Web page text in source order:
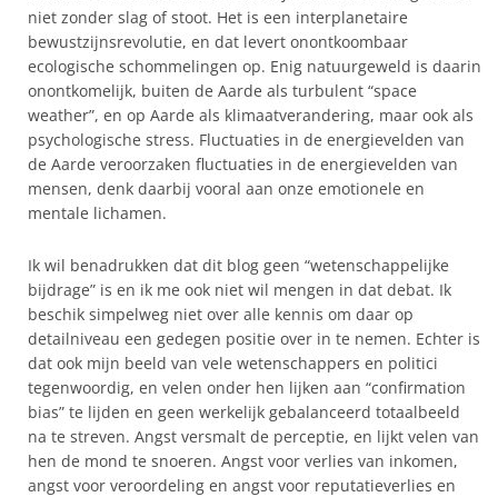
niet zonder slag of stoot. Het is een interplanetaire
bewustzijnsrevolutie, en dat levert onontkoombaar
ecologische schommelingen op. Enig natuurgeweld is daarin
onontkomelijk, buiten de Aarde als turbulent “space
weather”, en op Aarde als klimaatverandering, maar ook als
psychologische stress. Fluctuaties in de energievelden van
de Aarde veroorzaken fluctuaties in de energievelden van
mensen, denk daarbij vooral aan onze emotionele en
mentale lichamen.
Ik wil benadrukken dat dit blog geen “wetenschappelijke
bijdrage” is en ik me ook niet wil mengen in dat debat. Ik
beschik simpelweg niet over alle kennis om daar op
detailniveau een gedegen positie over in te nemen. Echter is
dat ook mijn beeld van vele wetenschappers en politici
tegenwoordig, en velen onder hen lijken aan “confirmation
bias” te lijden en geen werkelijk gebalanceerd totaalbeeld
na te streven. Angst versmalt de perceptie, en lijkt velen van
hen de mond te snoeren. Angst voor verlies van inkomen,
angst voor veroordeling en angst voor reputatieverlies en